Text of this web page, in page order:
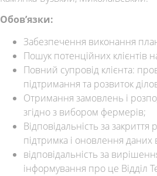
Обов’язки:
Забезпечення виконання
Пошук потенційних клієнтів
Повний супровід клієнта:
підтримання та розвиток
Отримання замовлень і
згідно з вибором фермерів;
Відповідальність за закриття
підтримка і оновлення даних
відповідальність за
інформування про це Відділ